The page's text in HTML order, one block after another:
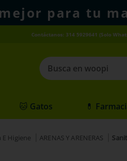
para tu
Contáctanos: 314 5929641 (Solo
Busca en woopi
1
agility gold
🐱 Gatos 💊
E Higiene ARENAS Y ARENERAS